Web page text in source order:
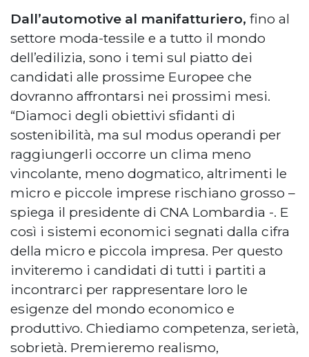
Dall’automotive al manifatturiero, fino al
settore moda-tessile e a tutto il mondo
dell’edilizia, sono i temi sul piatto dei
candidati alle prossime Europee che
dovranno affrontarsi nei prossimi mesi.
“Diamoci degli obiettivi sfidanti di
sostenibilità, ma sul modus operandi per
raggiungerli occorre un clima meno
vincolante, meno dogmatico, altrimenti le
micro e piccole imprese rischiano grosso –
spiega il presidente di CNA Lombardia -. E
così i sistemi economici segnati dalla cifra
della micro e piccola impresa. Per questo
inviteremo i candidati di tutti i partiti a
incontrarci per rappresentare loro le
esigenze del mondo economico e
produttivo. Chiediamo competenza, serietà,
sobrietà. Premieremo realismo,